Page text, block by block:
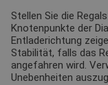
Stellen Sie die
Knotenpunkte der
Entladerichtung
Stabilität, falls das
angefahren wird.
Unebenheiten